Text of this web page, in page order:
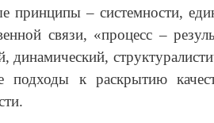
принципы – системности,
связи, «процесс –
динамический,
подходы к раскрытию